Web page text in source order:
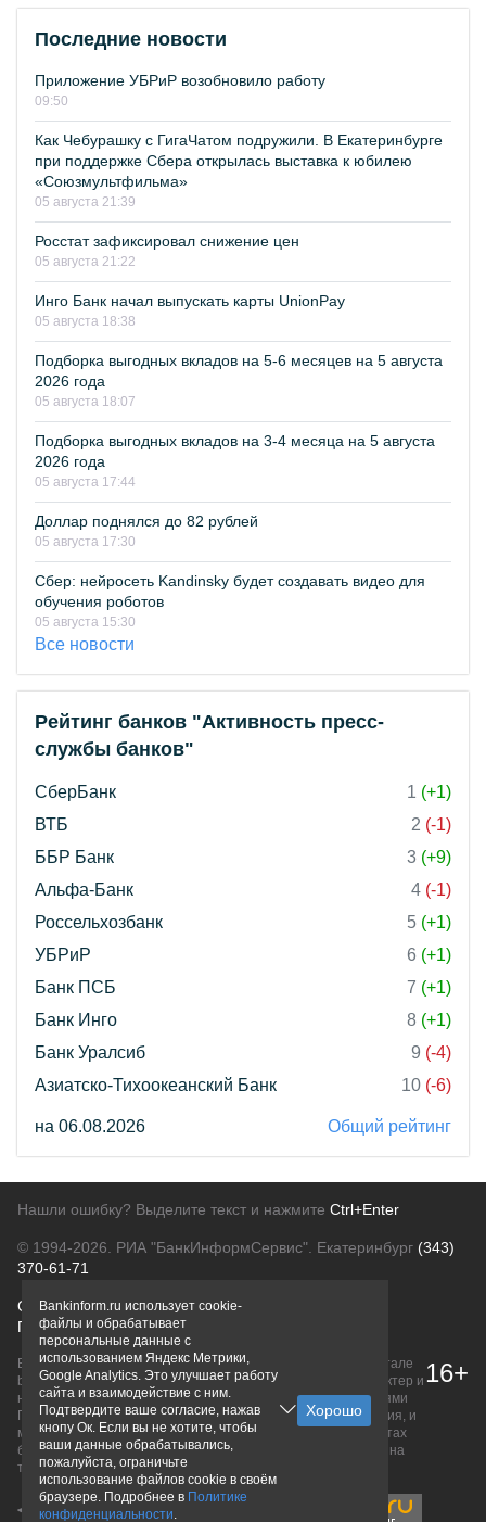
Последние новости
Приложение УБРиР возобновило работу
09:50
Как Чебурашку с ГигаЧатом подружили. В Екатеринбурге
при поддержке Сбера открылась выставка к юбилею
«Союзмультфильма»
05 августа 21:39
Росстат зафиксировал снижение цен
05 августа 21:22
Инго Банк начал выпускать карты UnionPay
05 августа 18:38
Подборка выгодных вкладов на 5-6 месяцев на 5 августа
2026 года
05 августа 18:07
Подборка выгодных вкладов на 3-4 месяца на 5 августа
2026 года
05 августа 17:44
Доллар поднялся до 82 рублей
05 августа 17:30
Сбер: нейросеть Kandinsky будет создавать видео для
обучения роботов
05 августа 15:30
Все новости
Рейтинг банков "Активность пресс-
службы банков"
СберБанк 1 (+1)
ВТБ
2 (-1)
ББР Банк
3 (+9)
Альфа-Банк
4 (-1)
Россельхозбанк
5 (+1)
УБРиР
6 (+1)
Банк ПСБ
7 (+1)
Банк Инго
8 (+1)
Банк Уралсиб
9 (-4)
Азиатско-Тихоокеанский Банк
10 (-6)
на 06.08.2026 Общий рейтинг
Нашли ошибку? Выделите текст и нажмите Ctrl+Enter
© 1994-2026. РИА "БанкИнформСервис". Екатеринбург (343)
370-61-71
О проектеПолитика конфиденциальности
Правовая информацияДля рекламодателей
Вся информация о продуктах банков, размещенная на портале
bankinform.ru, носит исключительно ознакомительный характер и
не является публичной офертой, определяемой положениями
ГК РФ. Информация не содержит точного и полного описания, и
может быть изменена. Конечные условия уточняйте на сайтах
банков или при личном обращении. Исключительное право на
товарные знаки принадлежит их правообладателям.
16+
Bankinform.ru использует cookie-
файлы и обрабатывает
персональные данные с
использованием Яндекс Метрики,
Google Analytics. Это улучшает работу
сайта и взаимодействие с ним.
Подтвердите ваше согласие, нажав
кнопу Ок. Если вы не хотите, чтобы
ваши данные обрабатывались,
пожалуйста, ограничьте
использование файлов cookie в своём
браузере. Подробнее в Политике
конфиденциальности.